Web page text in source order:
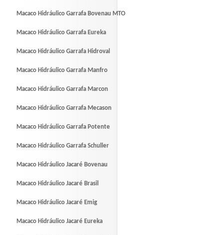
Macaco Hidráulico Garrafa Bovenau MTO
Macaco Hidráulico Garrafa Eureka
Macaco Hidráulico Garrafa Hidroval
Macaco Hidráulico Garrafa Manfro
Macaco Hidráulico Garrafa Marcon
Macaco Hidráulico Garrafa Mecason
Macaco Hidráulico Garrafa Potente
Macaco Hidráulico Garrafa Schuller
Macaco Hidráulico Jacaré Bovenau
Macaco Hidráulico Jacaré Brasil
Macaco Hidráulico Jacaré Emig
Macaco Hidráulico Jacaré Eureka